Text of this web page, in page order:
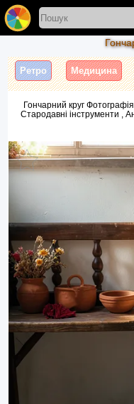
Ретро Медицина
Гончарний круг
Стародавні інструменти ,